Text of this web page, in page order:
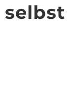
selbst